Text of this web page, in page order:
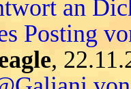
an
Posting
,